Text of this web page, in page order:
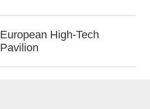
European High-Tech
Pavilion